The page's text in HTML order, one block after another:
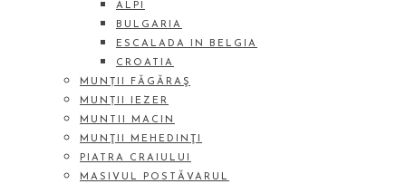
ALPI
BULGARIA
ESCALADA IN BELGIA
CROATIA
MUNȚII FĂGĂRAŞ
MUNȚII IEZER
MUNTII MACIN
MUNŢII MEHEDINŢI
PIATRA CRAIULUI
MASIVUL POSTĂVARUL